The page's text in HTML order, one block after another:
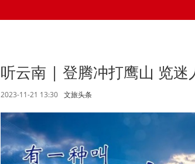
听云南 | 登腾冲打鹰山 览迷
2023-11-21 13:30 文旅头条